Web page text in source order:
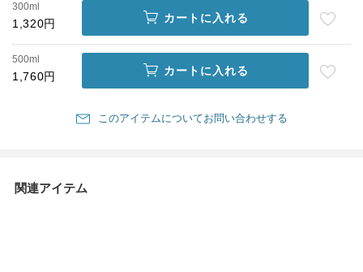
300ml
1,320円 カートに入れる
500ml
1,760円 カートに入れる
このアイテムについてお問い合わせする
関連アイテム